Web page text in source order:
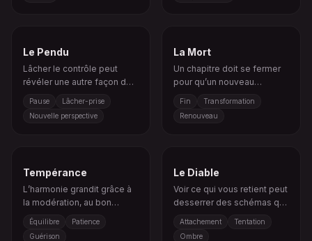
Le Pendu
Lâcher le contrôle peut
révéler une autre façon de
voir la situation.
Pause
Lâcher-prise
Nouvelle perspective
La Mort
Un chapitre doit se fermer
pour qu’un nouveau
Fin
Transformation
Renouveau
Tempérance
L’harmonie grandit grâce à
la modération, au bon
rythme et à l’intégration
émotionnelle.
Équilibre
Patience
Guérison
Le Diable
Voir ce qui vous retient peut
desserrer des schémas qui
Attachement
Tentation
Ombre